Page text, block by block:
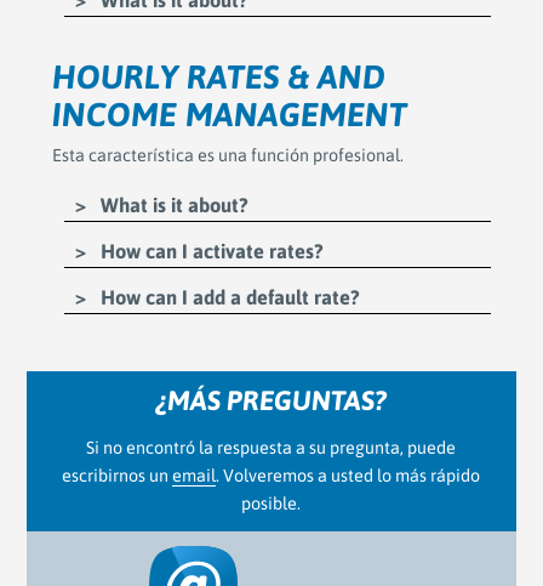
HOURLY RATES & AND
INCOME MANAGEMENT
Esta característica es una función profesional.
What is it about?
How can I activate rates?
How can I add a default rate?
¿MÁS PREGUNTAS?
Si no encontró la respuesta a su pregunta, puede
escribirnos unemail. Volveremos a usted lo más rápido
posible.